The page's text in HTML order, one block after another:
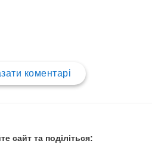
коментарі
сайт та поділіться: